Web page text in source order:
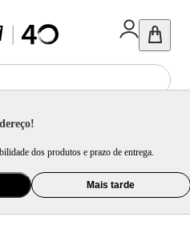
dos produtos e prazo de entrega.
Mais tarde